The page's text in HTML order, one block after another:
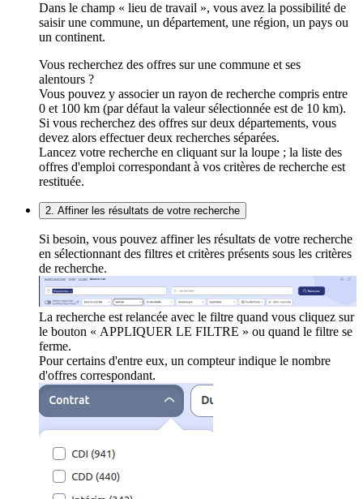
Dans le champ « lieu de travail », vous avez la possibilité de
saisir une commune, un département, une région, un pays ou
un continent.
Vous recherchez des offres sur une commune et ses
alentours ?
Vous pouvez y associer un rayon de recherche compris entre
0 et 100 km (par défaut la valeur sélectionnée est de 10 km).
Si vous recherchez des offres sur deux départements, vous
devez alors effectuer deux recherches séparées.
Lancez votre recherche en cliquant sur la loupe ; la liste des
offres d'emploi correspondant à vos critères de recherche est
restituée.
2. Affiner les résultats de votre recherche
Si besoin, vous pouvez affiner les résultats de votre recherche
en sélectionnant des filtres et critères présents sous les critères
de recherche.
La recherche est relancée avec le filtre quand vous cliquez sur
le bouton « APPLIQUER LE FILTRE » ou quand le filtre se
ferme.
Pour certains d'entre eux, un compteur indique le nombre
d'offres correspondant.